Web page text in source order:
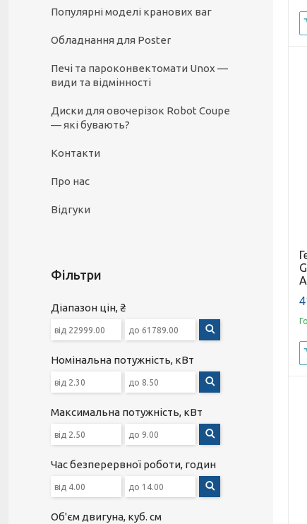
Популярні моделі кранових ваг
Обладнання для Poster
Печі та пароконвектомати Unox —
види та відмінності
Диски для овочерізок Robot Coupe
— які бувають?
Контакти
Про нас
Відгуки
Фільтри
Діапазон цін, ₴
Номінальна потужність, кВт
Максимальна потужність, кВт
Час безперервної роботи, годин
Об'єм двигуна, куб. см